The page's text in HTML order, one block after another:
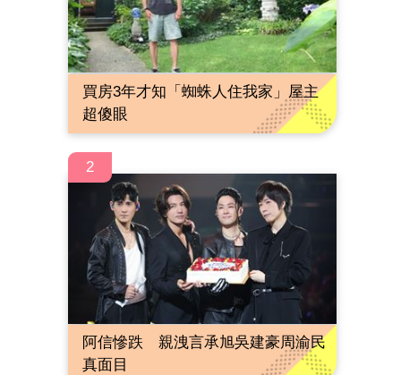
買房3年才知「蜘蛛人住我家」屋主
超傻眼
2
阿信慘跌 親洩言承旭吳建豪周渝民
真面目